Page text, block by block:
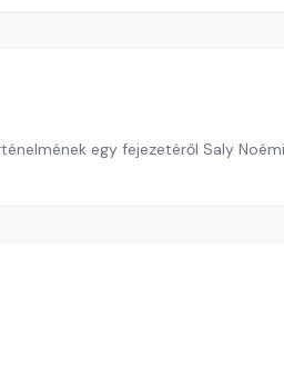
egy fejezetéről Saly